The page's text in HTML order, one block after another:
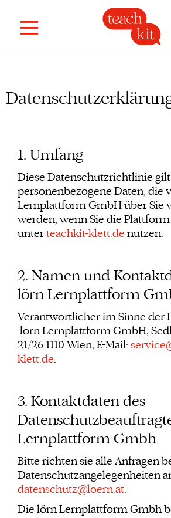
1. Umfang
Diese Datenschutzrichtlinie
personenbezogene Daten, die
Lernplattform GmbH über Sie
werden, wenn Sie die
unter teachkit-klett.de nutzen.
2. Namen und
lörn Lernplattform
Verantwortlicher im Sinne der
lörn Lernplattform GmbH,
21/26 1110 Wien, E-Mail:
klett.de.
3. Kontaktdaten des
Lernplattform Gmbh
Bitte richten sie alle Anfragen
Datenschutzangelegenheiten
datenschutz@loern.at.
Die lörn Lernplattform Gmbh